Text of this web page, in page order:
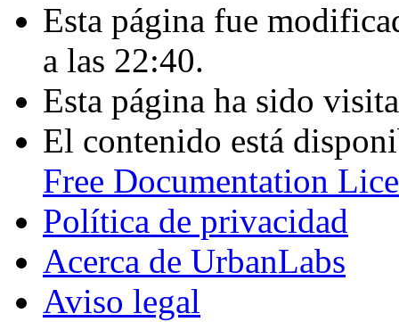
Esta página fue
a las 22:40.
Esta página ha sido
El contenido está
Free Documentation
Política de privacidad
Acerca de UrbanLabs
Aviso legal